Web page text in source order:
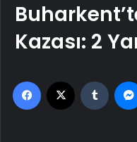
Kazası: 2
Facebook Tumblr